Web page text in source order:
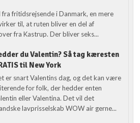
fritidsrejsende i Danmark, en mere
til, at ruten bliver en del af
fra Kastrup. Der bliver seks...
du Valentin? Så tag kæresten
til New York
er snart Valentins dag, og det kan være
for folk, der hedder enten
eller Valentina. Det vil det
lavprisselskab WOW air gerne...